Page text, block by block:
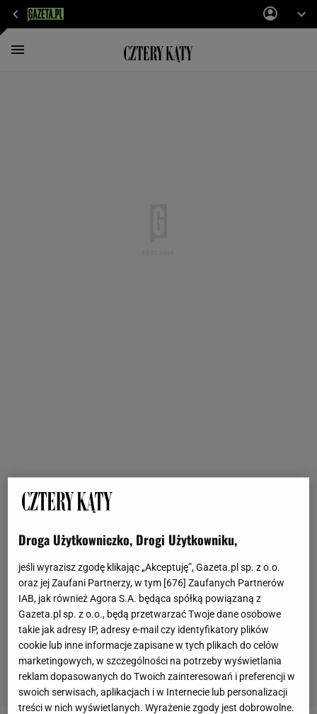
Droga Użytkowniczko, Drogi Użytkowniku,
jeśli wyrazisz zgodę klikając „Akceptuję”, Gazeta.pl sp. z o.o.
oraz jej Zaufani Partnerzy, w tym [676] Zaufanych Partnerów
IAB, jak również Agora S.A. będąca spółką powiązaną z
Gazeta.pl sp. z o.o., będą przetwarzać Twoje dane osobowe
takie jak adresy IP, adresy e-mail czy identyfikatory plików
cookie lub inne informacje zapisane w tych plikach do celów
marketingowych, w szczególności na potrzeby wyświetlania
reklam dopasowanych do Twoich zainteresowań i preferencji w
swoich serwisach, aplikacjach i w Internecie lub personalizacji
treści w nich wyświetlanych. Wyrażenie zgody jest dobrowolne.